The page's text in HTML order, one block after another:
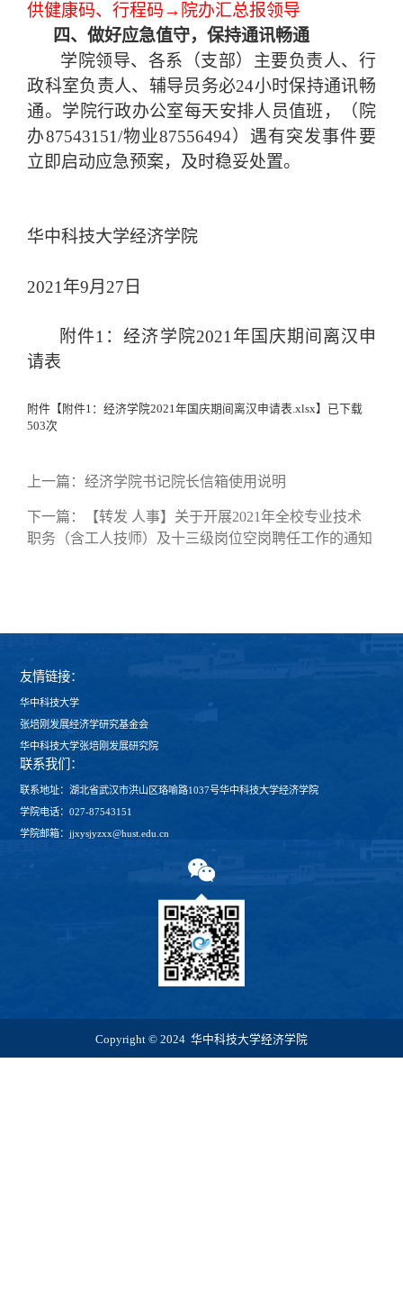
供健康码、行程码→院办汇总报领导
四、做好应急值守，保持通讯畅通
学院领导、各系（支部）主要负责人、行
政科室负责人、辅导员务必24小时保持通讯畅
通。学院行政办公室每天安排人员值班，（院
办87543151/物业87556494）遇有突发事件要
立即启动应急预案，及时稳妥处置。
华中科技大学经济学院
2021年9月27 日
附件1：经济学院2021年国庆期间离汉申
请表
附件【 附件1：经济学院2021年国庆期间离汉申请表.xlsx】已下载
503次
上一篇：经济学院书记院长信箱使用说明
下一篇：
【转发 人事】关于开展2021年全校专业技术
职务（含工人技师）及十三级岗位空岗聘任工作的通知
友情链接：
华中科技大学
张培刚发展经济学研究基金会
华中科技大学张培刚发展研究院
联系我们：
联系地址：湖北省武汉市洪山区珞喻路1037号华中科技大学经济学院
学院电话：027-87543151
学院邮箱：jjxysjyzxx@hust.edu.cn
Copyright © 2024 华中科技大学经济学院